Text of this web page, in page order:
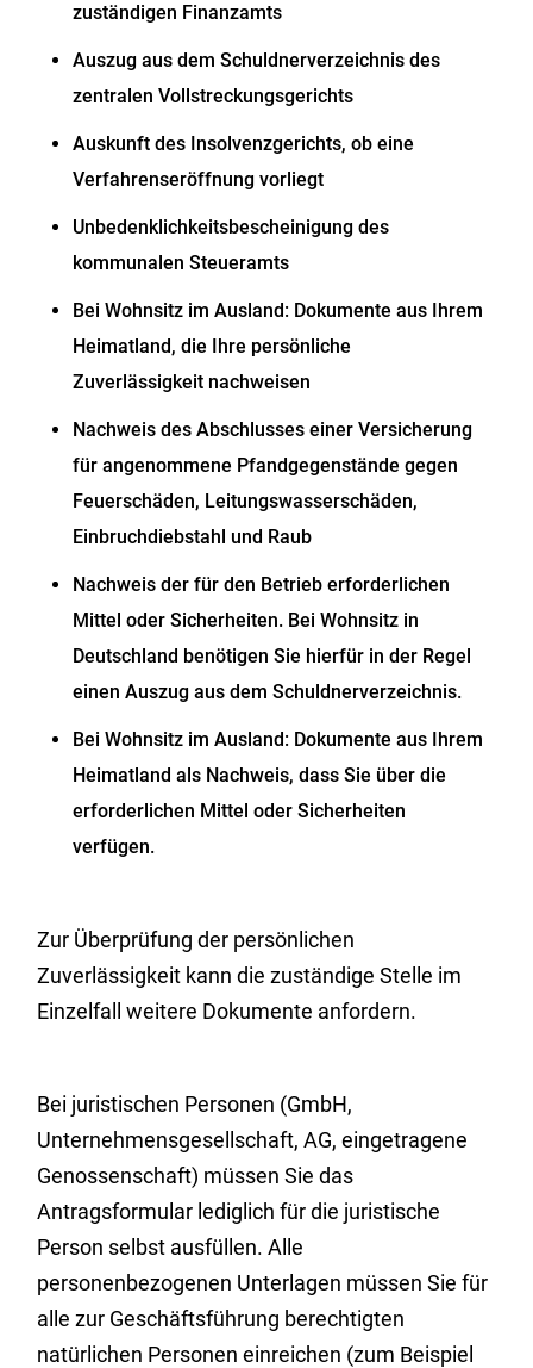
zuständigen Finanzamts
Auszug aus dem Schuldnerverzeichnis des
zentralen Vollstreckungsgerichts
Auskunft des Insolvenzgerichts, ob eine
Verfahrenseröffnung vorliegt
Unbedenklichkeitsbescheinigung des
kommunalen Steueramts
Bei Wohnsitz im Ausland: Dokumente aus Ihrem
Heimatland, die Ihre persönliche
Zuverlässigkeit nachweisen
Nachweis des Abschlusses einer Versicherung
für angenommene Pfandgegenstände gegen
Feuerschäden, Leitungswasserschäden,
Einbruchdiebstahl und Raub
Nachweis der für den Betrieb erforderlichen
Mittel oder Sicherheiten. Bei Wohnsitz in
Deutschland benötigen Sie hierfür in der Regel
einen Auszug aus dem Schuldnerverzeichnis.
Bei Wohnsitz im Ausland: Dokumente aus Ihrem
Heimatland als Nachweis, dass Sie über die
erforderlichen Mittel oder Sicherheiten
verfügen.
Zur Überprüfung der persönlichen
Zuverlässigkeit kann die zuständige Stelle im
Einzelfall weitere Dokumente anfordern.
Bei juristischen Personen (GmbH,
Unternehmensgesellschaft, AG, eingetragene
Genossenschaft) müssen Sie das
Antragsformular lediglich für die juristische
Person selbst ausfüllen. Alle
personenbezogenen Unterlagen müssen Sie für
alle zur Geschäftsführung berechtigten
natürlichen Personen einreichen (zum Beispiel